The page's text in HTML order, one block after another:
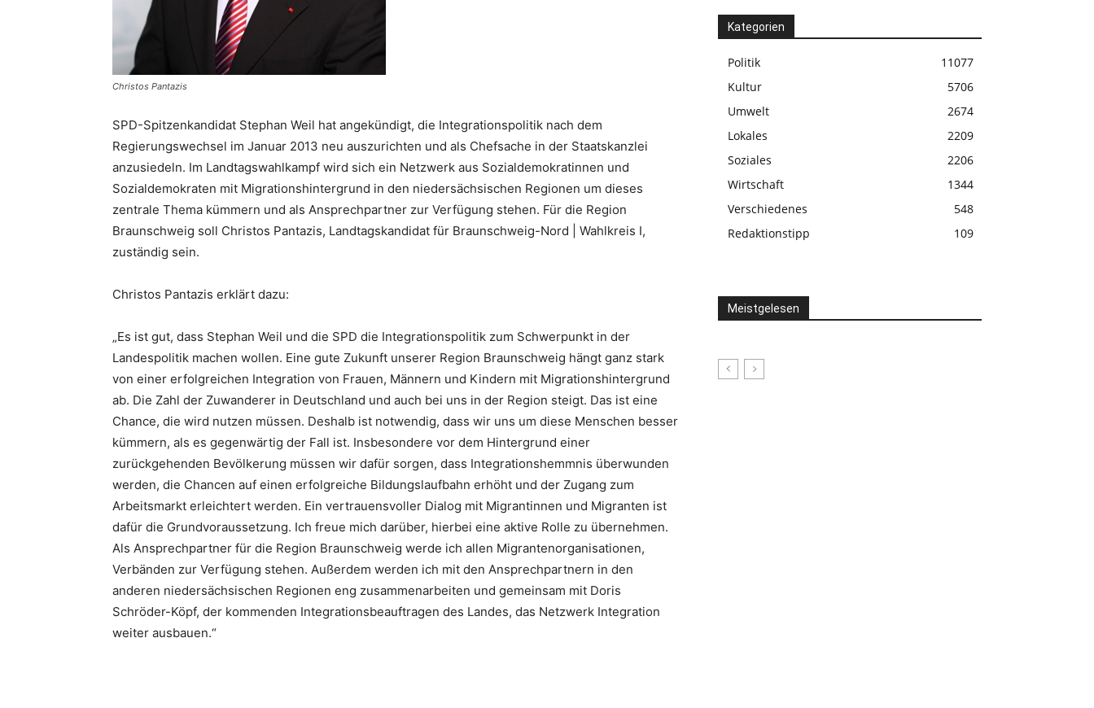
Christos Pantazis
SPD-Spitzenkandidat Stephan Weil hat angekündigt, die Integrationspolitik nach dem
Regierungswechsel im Januar 2013 neu auszurichten und als Chefsache in der Staatskanzlei
anzusiedeln. Im Landtagswahlkampf wird sich ein Netzwerk aus Sozialdemokratinnen und
Sozialdemokraten mit Migrationshintergrund in den niedersächsischen Regionen um dieses
zentrale Thema kümmern und als Ansprechpartner zur Verfügung stehen. Für die Region
Braunschweig soll Christos Pantazis, Landtagskandidat für Braunschweig-Nord | Wahlkreis I,
zuständig sein.
Christos Pantazis erklärt dazu:
„Es ist gut, dass Stephan Weil und die SPD die Integrationspolitik zum Schwerpunkt in der
Landespolitik machen wollen. Eine gute Zukunft unserer Region Braunschweig hängt ganz stark
von einer erfolgreichen Integration von Frauen, Männern und Kindern mit Migrationshintergrund
ab. Die Zahl der Zuwanderer in Deutschland und auch bei uns in der Region steigt. Das ist eine
Chance, die wird nutzen müssen. Deshalb ist notwendig, dass wir uns um diese Menschen besser
kümmern, als es gegenwärtig der Fall ist. Insbesondere vor dem Hintergrund einer
zurückgehenden Bevölkerung müssen wir dafür sorgen, dass Integrationshemmnis überwunden
werden, die Chancen auf einen erfolgreiche Bildungslaufbahn erhöht und der Zugang zum
Arbeitsmarkt erleichtert werden. Ein vertrauensvoller Dialog mit Migrantinnen und Migranten ist
dafür die Grundvoraussetzung. Ich freue mich darüber, hierbei eine aktive Rolle zu übernehmen.
Als Ansprechpartner für die Region Braunschweig werde ich allen Migrantenorganisationen,
Verbänden zur Verfügung stehen. Außerdem werden ich mit den Ansprechpartnern in den
anderen niedersächsischen Regionen eng zusammenarbeiten und gemeinsam mit Doris
Schröder-Köpf, der kommenden Integrationsbeauftragen des Landes, das Netzwerk Integration
weiter ausbauen.“
Kategorien
Politik
11077
Kultur
5706
Umwelt
2674
Lokales
2209
Soziales
2206
Wirtschaft
1344
Verschiedenes
548
Redaktionstipp
109
Meistgelesen